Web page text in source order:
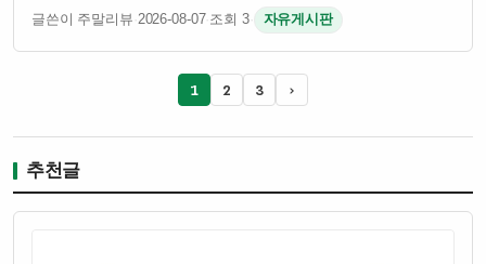
수원시청역 도보 5분거리 인계 최고 규모의 프리미엄 룸 (90개)
20대 대학생 / BJ / 인플루언서 / 피팅모델 최대 20인까지 수…
글쓴이 주말리뷰 ·2026-08-07·조회 3· 자유게시판
1 2 3 ›
추천글